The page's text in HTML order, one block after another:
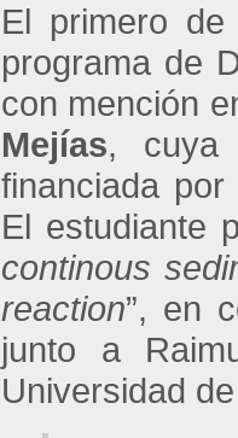
El primero
programa de
con mención
Mejías, cuya
financiada
El estudiante
continous
reaction”, en
junto a
Universidad